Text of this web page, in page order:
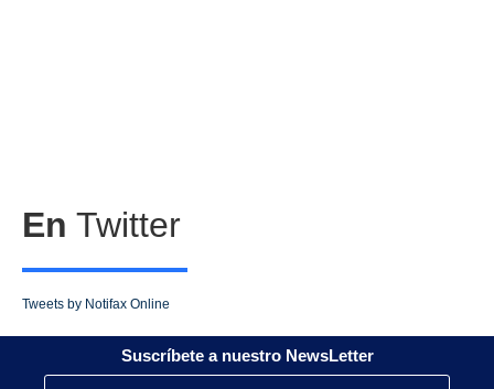
En Twitter
Tweets by Notifax Online
Suscríbete a nuestro NewsLetter